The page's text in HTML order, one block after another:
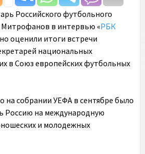
Российского футбольного
в интервью «РБК
оценили итоги встречи
национальных
в Союз европейских футбольных
на собрании УЕФА в сентябре было
Россию на международную
и молодежных